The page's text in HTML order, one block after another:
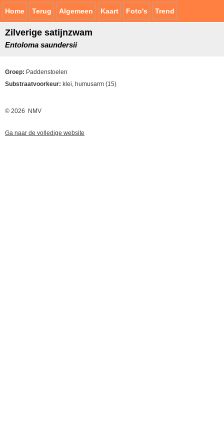
Home Terug Algemeen Kaart Foto's Trend
Zilverige satijnzwam
Entoloma saundersii
Groep: Paddenstoelen
Substraatvoorkeur: klei, humusarm (15)
© 2026 NMV
Ga naar de volledige website